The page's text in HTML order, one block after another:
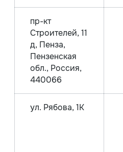
пр-кт
Строителей, 11
д, Пенза,
Пензенская
обл., Россия,
440066
ул. Рябова, 1К